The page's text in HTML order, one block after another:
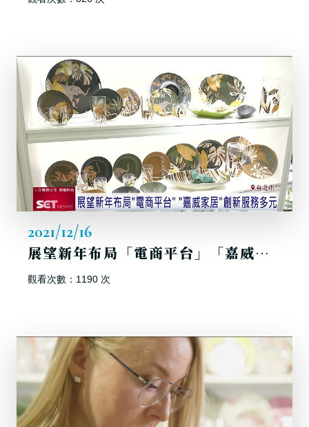
2021/12/16
展望新年布局「電商平台」「嘉威家居」創新服務多元｜三立新聞台
觀看次數：1190 次